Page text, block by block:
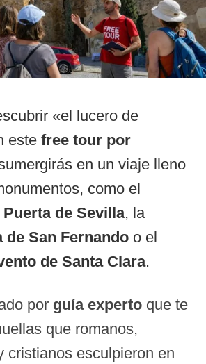
«el lucero de
este free tour por
en un viaje lleno
como el
de Sevilla, la
de San Fernando o el
de Santa Clara.
por guía experto que te
que romanos,
cristianos esculpieron en